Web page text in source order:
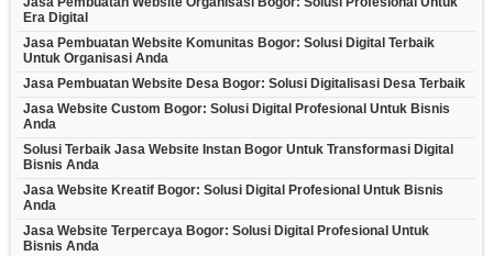
Era Digital
Jasa Pembuatan Website Komunitas Bogor: Solusi Digital Terbaik
Untuk Organisasi Anda
Jasa Pembuatan Website Desa Bogor: Solusi Digitalisasi Desa Terbaik
Jasa Website Custom Bogor: Solusi Digital Profesional Untuk Bisnis
Anda
Solusi Terbaik Jasa Website Instan Bogor Untuk Transformasi Digital
Bisnis Anda
Jasa Website Kreatif Bogor: Solusi Digital Profesional Untuk Bisnis
Anda
Jasa Website Terpercaya Bogor: Solusi Digital Profesional Untuk
Bisnis Anda